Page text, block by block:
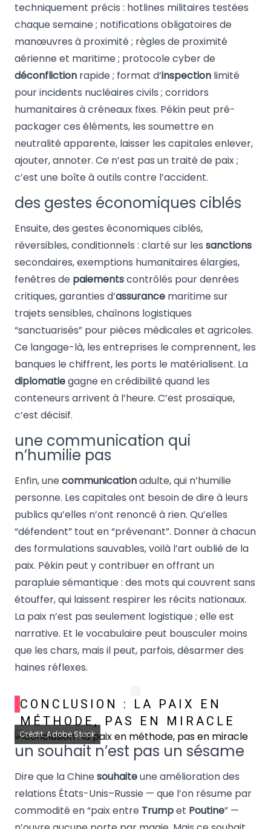
techniquement précis : hotlines militaires testées
chaque semaine ; notifications obligatoires de
manœuvres à proximité ; règles de proximité
aérienne et maritime ; protocole cyber de
déconfliction rapide ; format d’inspection limité
pour incidents nucléaires civils ; corridors
humanitaires à créneaux fixes. Pékin peut pré-
packager ces éléments, les soumettre en
neutralité apparente, laisser les capitales enlever,
ajouter, annoter. Ce n’est pas un traité de paix ;
c’est une boîte à outils contre l’accident.
des gestes économiques ciblés
Ensuite, des gestes économiques ciblés,
réversibles, conditionnels : clarté sur les sanctions
secondaires, exemptions humanitaires élargies,
fenêtres de paiementscontrôlés pour denrées
critiques, garanties d’assurance maritime sur
trajets sensibles, chaînons logistiques
“sanctuarisés” pour pièces médicales et agricoles.
Ce langage-là, les entreprises le comprennent, les
banques le chiffrent, les ports le matérialisent. La
diplomatiegagne en crédibilité quand les
conteneurs arrivent à l’heure. C’est prosaïque,
c’est décisif.
une communication qui
n’humilie pas
Enfin, unecommunicationadulte, qui n’humilie
personne. Les capitales ont besoin de dire à leurs
publics qu’elles n’ont renoncé à rien. Qu’elles
“défendent” tout en “prévenant”. Donner à chacun
des formulations sauvables, voilà l’art oublié de la
paix. Pékin peut y contribuer en offrant un
parapluie sémantique : des mots qui couvrent sans
étouffer, qui laissent respirer les récits nationaux.
La paix n’est pas seulement logistique ; elle est
narrative. Et le vocabulaire peut bousculer moins
que les chars, mais il peut, parfois, désarmer des
haines réflexes.
CONCLUSION : LA PAIX EN
MÉTHODE, PAS EN MIRACLE
Crédit: Adobe Stock
un souhait n’est pas un sésame
Dire que la Chinesouhaiteune amélioration des
relations États-Unis–Russie — que l’on résume par
commodité en “paix entre Trumpet Poutine” —